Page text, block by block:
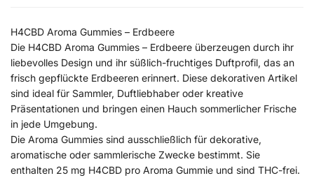
H4CBD Aroma Gummies – Erdbeere
Die H4CBD Aroma Gummies – Erdbeere überzeugen durch ihr
liebevolles Design und ihr süßlich-fruchtiges Duftprofil, das an
frisch gepflückte Erdbeeren erinnert. Diese dekorativen Artikel
sind ideal für Sammler, Duftliebhaber oder kreative
Präsentationen und bringen einen Hauch sommerlicher Frische
in jede Umgebung.
Die Aroma Gummies sind ausschließlich für dekorative,
aromatische oder sammlerische Zwecke bestimmt. Sie
enthalten 25 mg H4CBD pro Aroma Gummie und sind THC-frei.